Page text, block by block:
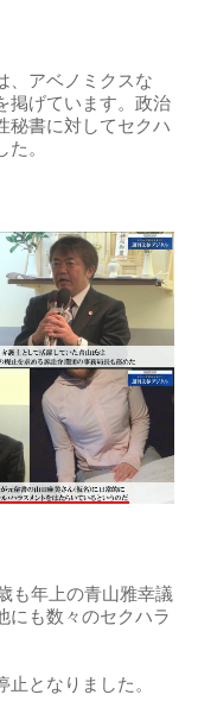
、アベノミクスな
掲げています。政治
秘書に対してセクハ
。
も年上の青山雅幸議
にも数々のセクハラ
となりました。